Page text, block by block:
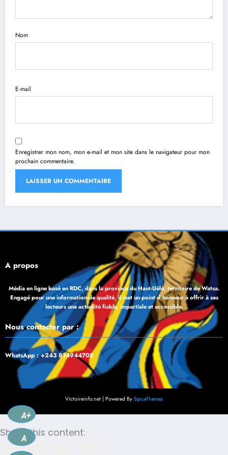
Nom
E-mail
Enregistrer mon nom, mon e-mail et mon site dans le navigateur pour mon
prochain commentaire.
À propos
Média en ligne basé en RDC, dans la province du Haut-Uélé, territoire de Watsa.
Engagé pour une information de qualité, il met un point d’honneur à offrir à ses
lecteurs une actualité fiable, impartiale et accessible.
Nous contacter par :
WhatsApp : +243 814944708
Victoireinfo.net | Powered By SpiceThemes
A+
A
Share this content: